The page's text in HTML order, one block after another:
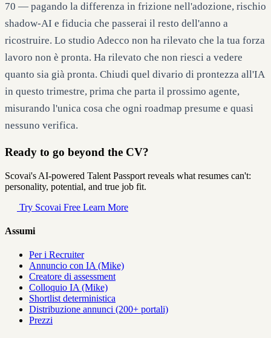
70 — pagando la differenza in frizione nell'adozione, rischio
shadow-AI e fiducia che passerai il resto dell'anno a
ricostruire. Lo studio Adecco non ha rilevato che la tua forza
lavoro non è pronta. Ha rilevato che non riesci a vedere
quanto sia già pronta. Chiudi quel divario di prontezza all'IA
in questo trimestre, prima che parta il prossimo agente,
misurando l'unica cosa che ogni roadmap presume e quasi
nessuno verifica.
Ready to go beyond the CV?
Scovai's AI-powered Talent Passport reveals what resumes can't:
personality, potential, and true job fit.
Try Scovai Free Learn More
Assumi
Per i Recruiter
Annuncio con IA (Mike)
Creatore di assessment
Colloquio IA (Mike)
Shortlist deterministica
Distribuzione annunci (200+ portali)
Prezzi